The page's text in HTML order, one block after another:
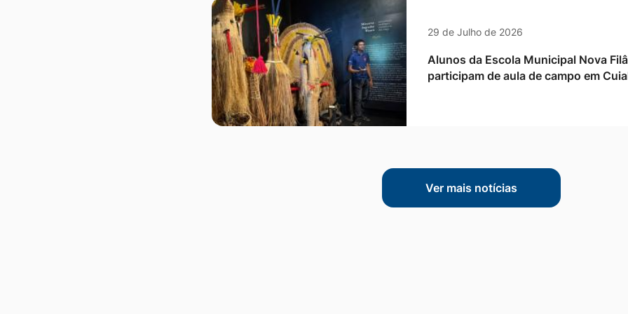
29 de Julho de 2026
Alunos da Escola Municipal Nova
participam de aula de campo em
Ver mais notícias